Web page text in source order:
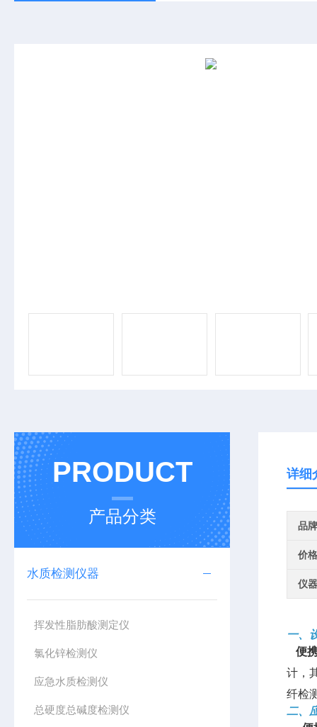
PRODUCT
产品分类
水质检测仪器
挥发性脂肪酸测定仪
氯化锌检测仪
应急水质检测仪
总硬度总碱度检测仪
详细
品牌
价
仪
一、
便
计，
纤检
二、